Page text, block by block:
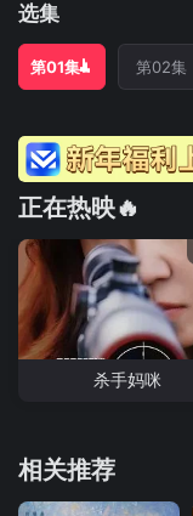
选集
第01集 第02集
正在热映🔥
杀手妈咪
相关推荐